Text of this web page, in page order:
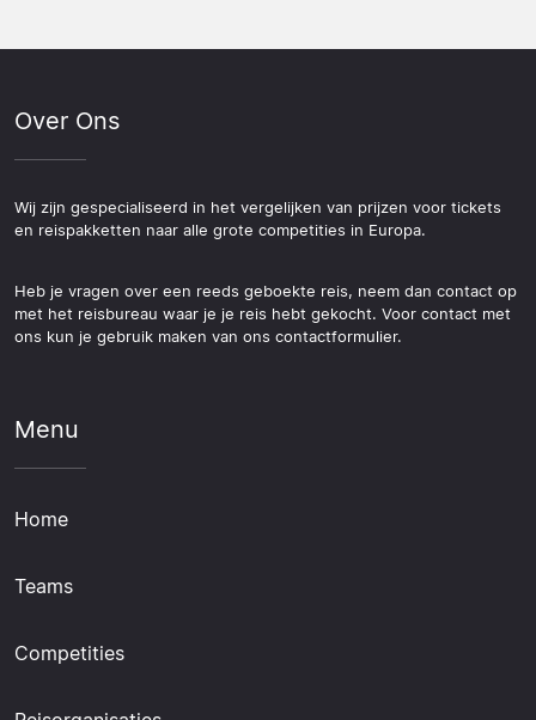
Over Ons
Wij zijn gespecialiseerd in het vergelijken van prijzen voor tickets
en reispakketten naar alle grote competities in Europa.
Heb je vragen over een reeds geboekte reis, neem dan contact op
met het reisbureau waar je je reis hebt gekocht. Voor contact met
ons kun je gebruik maken van ons contactformulier.
Menu
Home
Teams
Competities